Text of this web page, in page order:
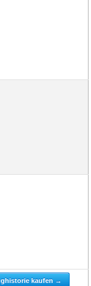
kaufen →